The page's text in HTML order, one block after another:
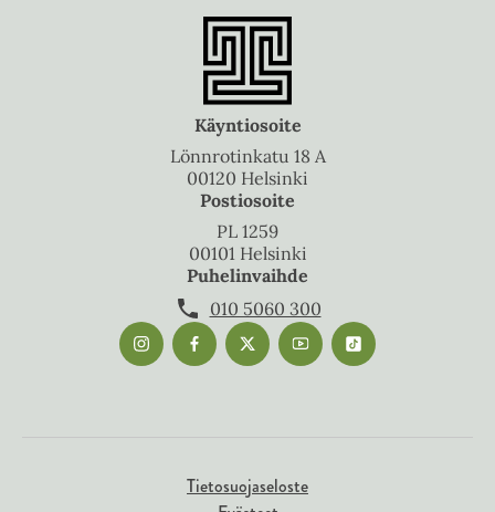
Käyntiosoite
Lönnrotinkatu 18 A
00120 Helsinki
Postiosoite
PL 1259
00101 Helsinki
Puhelinvaihde
010 5060 300
Tietosuojaseloste